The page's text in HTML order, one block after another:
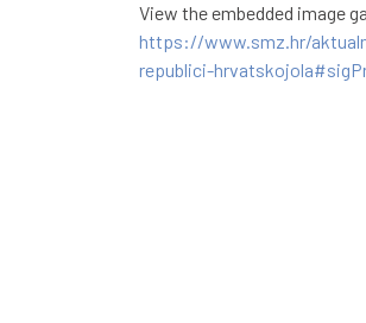
View the embedded image
https://www.smz.hr/
republici-